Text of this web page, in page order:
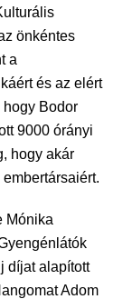
önkéntes
a
és az elért
hogy Bodor
9000 órányi
hogy akár
Mónika
díjat alapított
Adom